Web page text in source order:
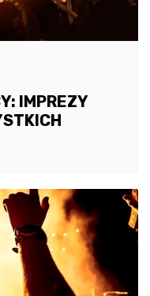
IMPREZY